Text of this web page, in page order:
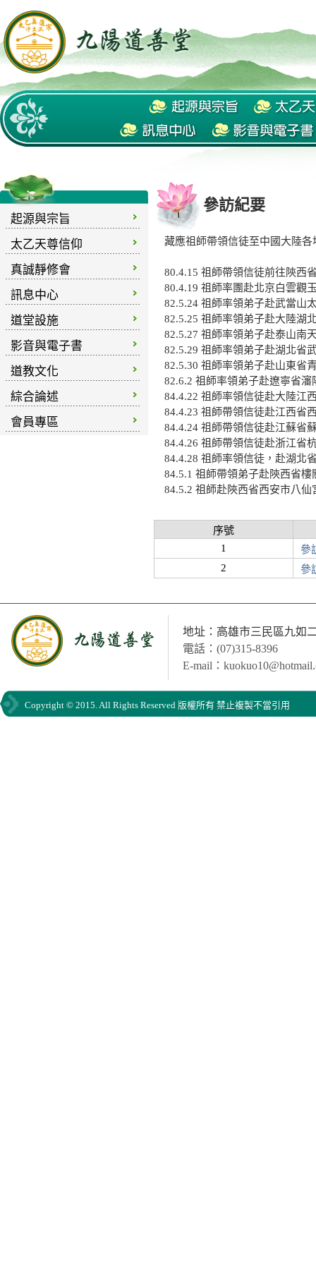
起源與宗旨
太乙天尊信仰
真誠靜修會
訊息中心
道堂設施
影音與電子書
道教文化
綜合論述
會員專區
參訪紀要
藏應祖師帶領信徒至中國大陸各
80.4.15 祖師帶領信徒前往陝西
80.4.19 祖師率團赴北京白雲觀
82.5.24 祖師率領弟子赴武當山
82.5.25 祖師率領弟子赴大陸湖
82.5.27 祖師率領弟子赴泰山南
82.5.29 祖師率領弟子赴湖北省
82.5.30 祖師率領弟子赴山東省
82.6.2 祖師率領弟子赴遼寧省瀋
84.4.22 祖師率領信徒赴大陸江
84.4.23 祖師帶領信徒赴江西省
84.4.24 祖師帶領信徒赴江蘇省
84.4.26 祖師帶領信徒赴浙江省
84.4.28 祖師率領信徒，赴湖北
84.5.1 祖師帶領弟子赴陝西省樓
84.5.2 祖師赴陝西省西安市八仙
序號
1
參
2
參
地址：高雄市三民區九如
電話：(07)315-8396
E-mail：
Copyright © 2015. All Rights Reserved 版權所有 禁止複製不當引用